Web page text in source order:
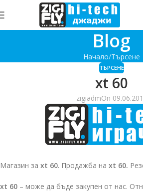
Blog
Начало Търсене
ТЪРСЕНЕ
xt 60
zigiadmOn
Магазин за xt 60. Продажба на xt 60.
xt 60 – може да бъде закупен от нас.